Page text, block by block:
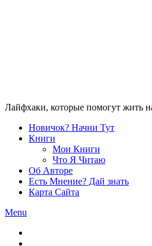
Лайфхаки, которые помогут жить
Новичок? Начни Тут
Книги
Мои Книги
Что Я Читаю
Об Авторе
Есть Мнение? Дай знать
Карта Сайта
Menu